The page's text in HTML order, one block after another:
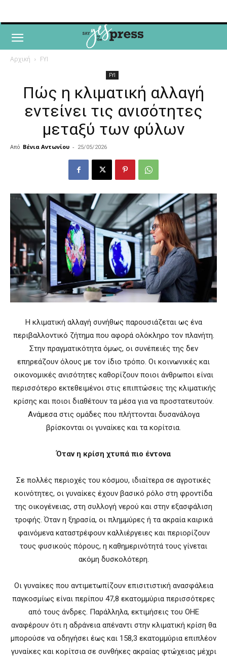
Αρχική FYI
FYI
Πώς η κλιματική αλλαγή
εντείνει τις ανισότητες
μεταξύ των φύλων
Από Βένια Αντωνίου - 25/05/2026
Η κλιματική αλλαγή συνήθως παρουσιάζεται ως ένα
περιβαλλοντικό ζήτημα που αφορά ολόκληρο τον πλανήτη.
Στην πραγματικότητα όμως, οι συνέπειές της δεν
επηρεάζουν όλους με τον ίδιο τρόπο. Οι κοινωνικές και
οικονομικές ανισότητες καθορίζουν ποιοι άνθρωποι είναι
περισσότερο εκτεθειμένοι στις επιπτώσεις της κλιματικής
κρίσης και ποιοι διαθέτουν τα μέσα για να προστατευτούν.
Ανάμεσα στις ομάδες που πλήττονται δυσανάλογα
βρίσκονται οι γυναίκες και τα κορίτσια.
Όταν η κρίση χτυπά πιο έντονα
Σε πολλές περιοχές του κόσμου, ιδιαίτερα σε αγροτικές
κοινότητες, οι γυναίκες έχουν βασικό ρόλο στη φροντίδα
της οικογένειας, στη συλλογή νερού και στην εξασφάλιση
τροφής. Όταν η ξηρασία, οι πλημμύρες ή τα ακραία καιρικά
φαινόμενα καταστρέφουν καλλιέργειες και περιορίζουν
τους φυσικούς πόρους, η καθημερινότητά τους γίνεται
ακόμη δυσκολότερη.
Οι γυναίκες που αντιμετωπίζουν επισιτιστική ανασφάλεια
παγκοσμίως είναι περίπου 47,8 εκατομμύρια περισσότερες
από τους άνδρες. Παράλληλα, εκτιμήσεις του ΟΗΕ
αναφέρουν ότι η αδράνεια απέναντι στην κλιματική κρίση θα
μπορούσε να οδηγήσει έως και 158,3 εκατομμύρια επιπλέον
γυναίκες και κορίτσια σε συνθήκες ακραίας φτώχειας μέχρι